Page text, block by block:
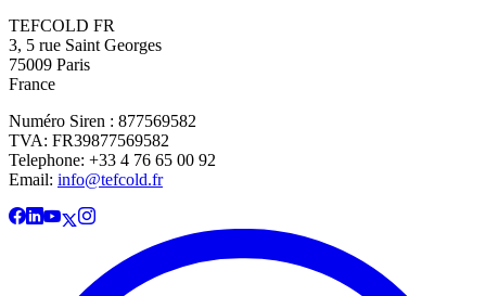
TEFCOLD FR
3, 5 rue Saint Georges
75009 Paris
France
Numéro Siren : 877569582
TVA: FR39877569582
Telephone: +33 4 76 65 00 92
Email: info@tefcold.fr